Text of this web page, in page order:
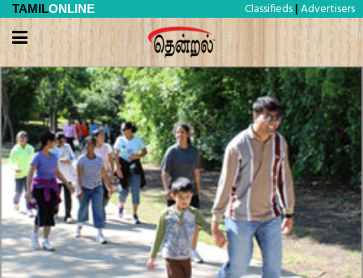
TAMILONLINE Classifieds | Advertisers